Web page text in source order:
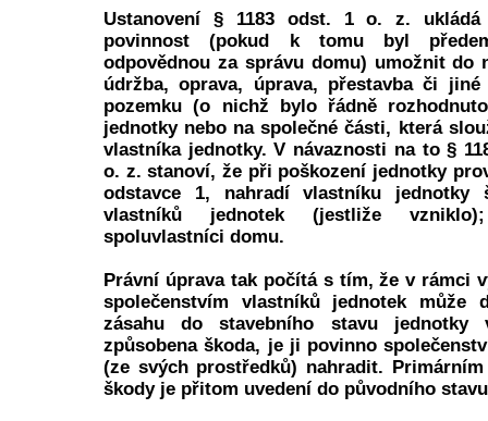
Ustanovení § 1183 odst. 1 o. z. ukládá
povinnost (pokud k tomu byl
odpovědnou za správu domu) umožnit
údržba, oprava, úprava, přestavba či
pozemku (o nichž bylo řádně
jednotky nebo na společné části, která
vlastníka jednotky. V návaznosti na to §
o. z. stanoví, že při poškození jednotky
odstavce 1, nahradí vlastníku jednotky
vlastníků jednotek (jestliže
spoluvlastníci domu.
Právní úprava tak počítá s tím, že v rámci
společenstvím vlastníků jednotek může
zásahu do stavebního stavu
způsobena škoda, je ji povinno
(ze svých prostředků) nahradit.
škody je přitom uvedení do původního